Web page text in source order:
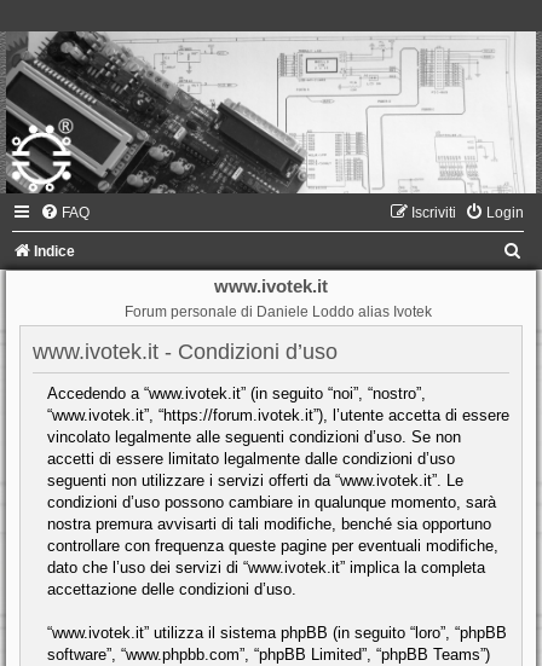
FAQ Login
Iscriviti
Indice
www.ivotek.it
Forum personale di Daniele Loddo alias Ivotek
www.ivotek.it - Condizioni d’uso
Accedendo a “www.ivotek.it” (in seguito “noi”, “nostro”,
“www.ivotek.it”, “https://forum.ivotek.it”), l’utente accetta di essere
vincolato legalmente alle seguenti condizioni d’uso. Se non
accetti di essere limitato legalmente dalle condizioni d’uso
seguenti non utilizzare i servizi offerti da “www.ivotek.it”. Le
condizioni d’uso possono cambiare in qualunque momento, sarà
nostra premura avvisarti di tali modifiche, benché sia opportuno
controllare con frequenza queste pagine per eventuali modifiche,
dato che l’uso dei servizi di “www.ivotek.it” implica la completa
accettazione delle condizioni d’uso.
“www.ivotek.it” utilizza il sistema phpBB (in seguito “loro”, “phpBB
software”, “www.phpbb.com”, “phpBB Limited”, “phpBB Teams”)